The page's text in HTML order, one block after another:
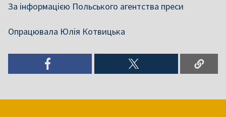
За інформацією Польського агентства преси
Опрацювала Юлія Котвицька